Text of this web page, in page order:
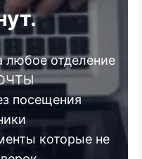
любое отделение
посещения
которые не